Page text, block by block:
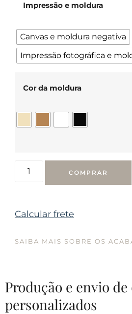
Impressão e moldura
Canvas e moldura negativa
Impressão fotográfica e
Cor da moldura
COMPRAR
Calcular frete
SAIBA MAIS SOBRE OS
Produção e envio
personalizados